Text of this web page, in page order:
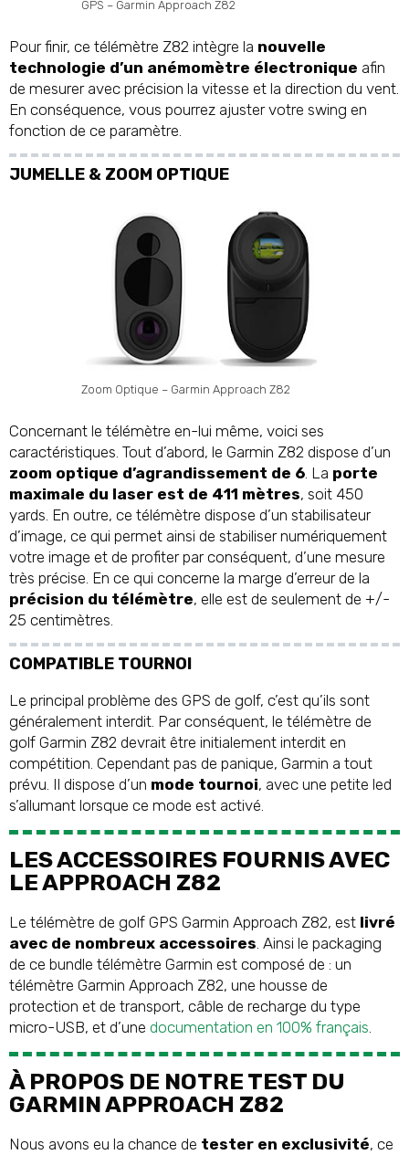
GPS – Garmin Approach Z82
Pour finir, ce télémètre Z82 intègre la nouvelle
technologie d’un anémomètre électronique afin
de mesurer avec précision la vitesse et la direction du vent.
En conséquence, vous pourrez ajuster votre swing en
fonction de ce paramètre.
JUMELLE & ZOOM OPTIQUE
Zoom Optique – Garmin Approach Z82
Concernant le télémètre en-lui même, voici ses
caractéristiques. Tout d’abord, le Garmin Z82 dispose d’un
zoom optique d’agrandissement de 6 . La porte
maximale du laser est de 411 mètres, soit 450
yards. En outre, ce télémètre dispose d’un stabilisateur
d’image, ce qui permet ainsi de stabiliser numériquement
votre image et de profiter par conséquent, d’une mesure
très précise. En ce qui concerne la marge d’erreur de la
précision du télémètre, elle est de seulement de +/-
25 centimètres.
COMPATIBLE TOURNOI
Le principal problème des GPS de golf, c’est qu’ils sont
généralement interdit. Par conséquent, le télémètre de
golf Garmin Z82 devrait être initialement interdit en
compétition. Cependant pas de panique, Garmin a tout
prévu. Il dispose d’un mode tournoi, avec une petite led
s’allumant lorsque ce mode est activé.
LES ACCESSOIRES FOURNIS AVEC
LE APPROACH Z82
Le télémètre de golf GPS Garmin Approach Z82, est livré
avec de nombreux accessoires. Ainsi le packaging
de ce bundle télémètre Garmin est composé de : un
télémètre Garmin Approach Z82, une housse de
protection et de transport, câble de recharge du type
micro-USB, et d’une documentation en 100% français.
À PROPOS DE NOTRE TEST DU
GARMIN APPROACH Z82
Nous avons eu la chance de tester en exclusivité, ce